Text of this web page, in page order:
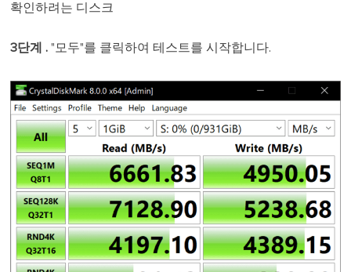
확인하려는 디스크
3단계 . "모두"를 클릭하여 테스트를 시작합니다.